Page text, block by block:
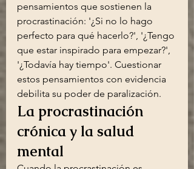
pensamientos que sostienen la
procrastinación: '¿Si no lo hago
perfecto para qué hacerlo?', '¿Tengo
que estar inspirado para empezar?',
'¿Todavía hay tiempo'. Cuestionar
estos pensamientos con evidencia
debilita su poder de paralización.
La procrastinación
crónica y la salud
mental